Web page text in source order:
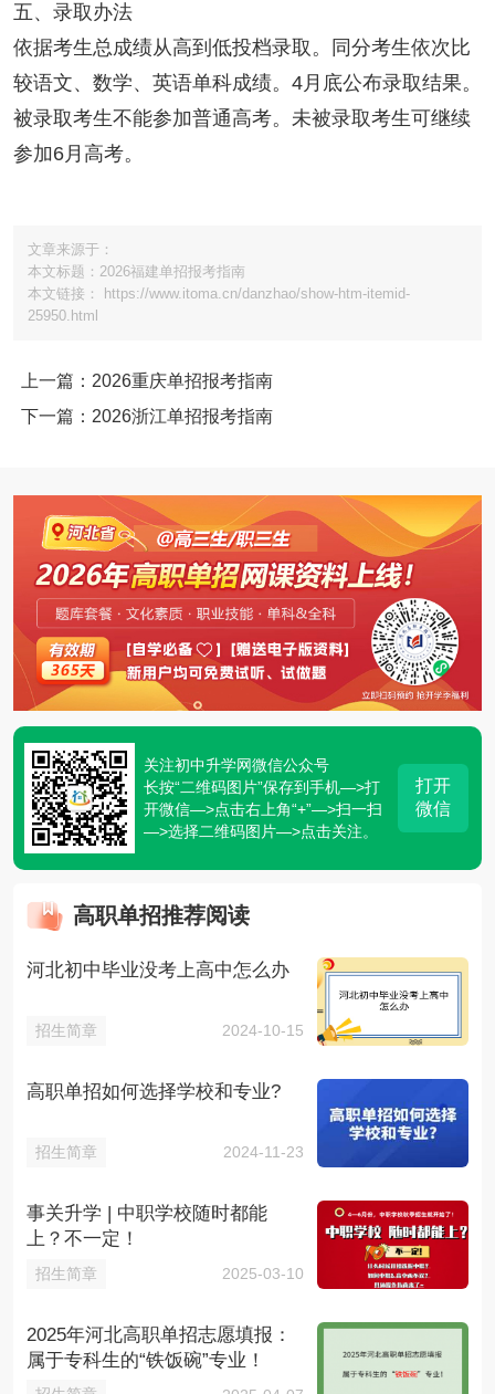
五、录取办法
依据考生总成绩从高到低投档录取。同分考生依次比
较语文、数学、英语单科成绩。4月底公布录取结果。
被录取考生不能参加普通高考。未被录取考生可继续
参加6月高考。
文章来源于：
本文标题：2026福建单招报考指南
本文链接： https://www.itoma.cn/danzhao/show-htm-itemid-
25950.html
上一篇：2026重庆单招报考指南
下一篇：2026浙江单招报考指南
关注初中升学网微信公众号
长按“二维码图片”保存到手机—>打
开微信—>点击右上角“+”—>扫一扫
—>选择二维码图片—>点击关注。
打开
微信
高职单招推荐阅读
河北初中毕业没考上高中怎么办
招生简章 2024-10-15
高职单招如何选择学校和专业?
招生简章 2024-11-23
事关升学 | 中职学校随时都能
上？不一定！
招生简章 2025-03-10
2025年河北高职单招志愿填报：
属于专科生的“铁饭碗”专业！